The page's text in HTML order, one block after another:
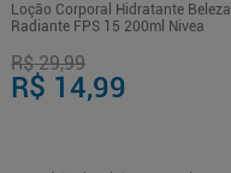
Loção Corporal Hidratante Beleza
Radiante FPS 15 200ml Nivea
R$ 29,99
R$ 14,99